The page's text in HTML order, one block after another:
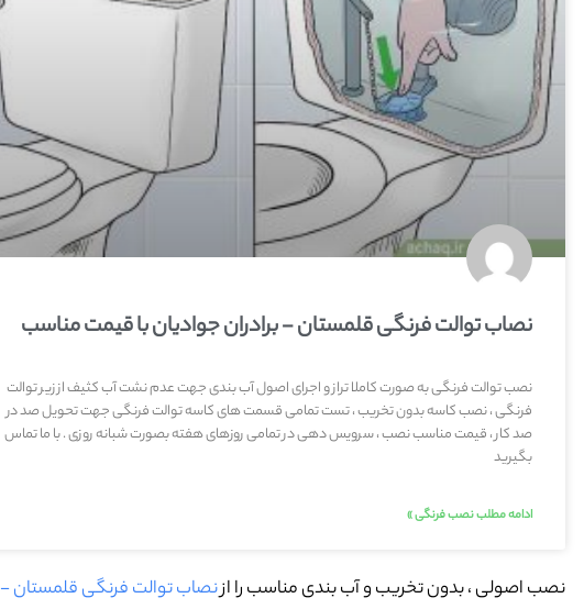
نصاب توالت فرنگی قلمستان - برادران جوادیان با قیمت مناسب
نصب توالت فرنگی به صورت کاملا تراز و اجرای اصول آب بندی جهت عدم نشت آب کثیف از زیر توالت
فرنگی ، نصب کاسه بدون تخریب ، تست تمامی قسمت های کاسه توالت فرنگی جهت تحویل صد در
صد کار ، قیمت مناسب نصب ، سرویس دهی در تمامی روزهای هفته بصورت شبانه روزی . با ما تماس
بگیرید
ادامه مطلب نصب فرنگی »
نصب اصولی ، بدون تخریب و آب بندی مناسب را ازنصاب توالت فرنگی قلمستان -